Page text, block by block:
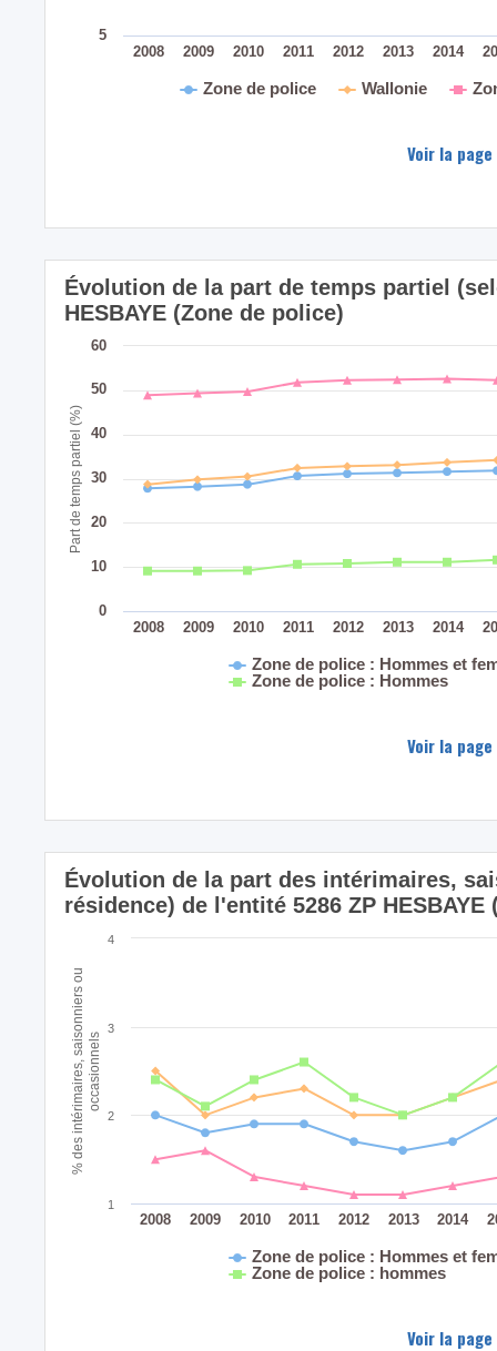
Zone de police Wallonie
2008 2009 2010 2011 2012 2013 2014
5
Voir la
Part de temps partiel (%)
Évolution de la part de temps partiel
HESBAYE (Zone de police)
Zone de police : Hommes et
Zone de police : Hommes
2008 2009 2010 2011 2012 2013 2014
0
10
20
30
40
50
60
Voir la
% des intérimaires, saisonniers ouoccasionnels
Évolution de la part des intérimaires,
résidence) de l'entité 5286 ZP HESBAYE
Zone de police : Hommes et
Zone de police : hommes
2008 2009 2010 2011 2012 2013 2014
1
2
3
4
Voir la